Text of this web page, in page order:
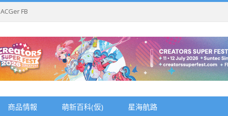
ACGer FB
商品情報 萌新百科(仮) 星海航路